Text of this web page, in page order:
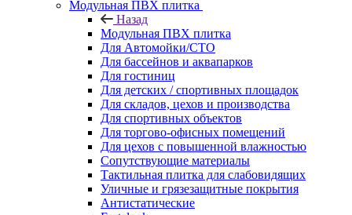
Модульная ПВХ плитка
Назад
Модульная ПВХ плитка
Для Автомойки/СТО
Для бассейнов и аквапарков
Для гостиниц
Для детских / спортивных площадок
Для складов, цехов и производства
Для спортивных объектов
Для торгово-офисных помещений
Для цехов с повышенной влажностью
Сопутствующие материалы
Тактильная плитка для слабовидящих
Уличные и грязезащитные покрытия
Антистатические